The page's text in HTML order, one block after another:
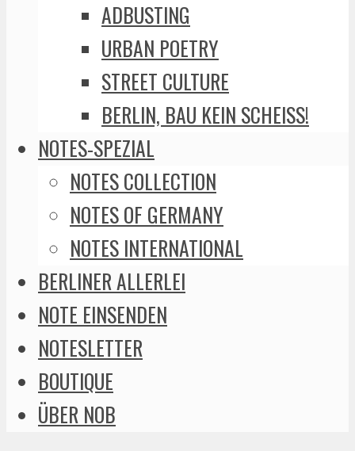
ADBUSTING
URBAN POETRY
STREET CULTURE
BERLIN, BAU KEIN SCHEISS!
NOTES-SPEZIAL
NOTES COLLECTION
NOTES OF GERMANY
NOTES INTERNATIONAL
BERLINER ALLERLEI
NOTE EINSENDEN
NOTESLETTER
BOUTIQUE
ÜBER NOB